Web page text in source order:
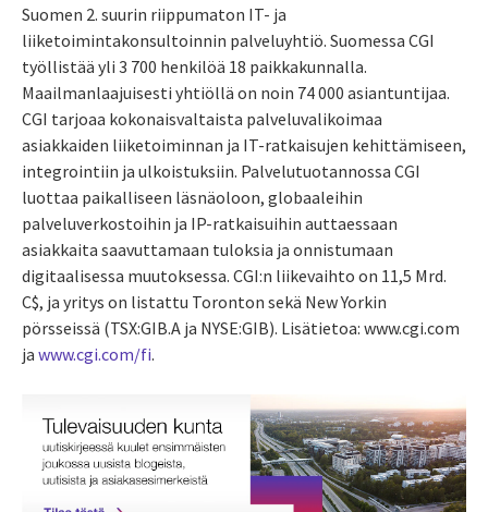
Suomen 2. suurin riippumaton IT- ja
liiketoimintakonsultoinnin palveluyhtiö. Suomessa CGI
työllistää yli 3 700 henkilöä 18 paikkakunnalla.
Maailmanlaajuisesti yhtiöllä on noin 74 000 asiantuntijaa.
CGI tarjoaa kokonaisvaltaista palveluvalikoimaa
asiakkaiden liiketoiminnan ja IT-ratkaisujen kehittämiseen,
integrointiin ja ulkoistuksiin. Palvelutuotannossa CGI
luottaa paikalliseen läsnäoloon, globaaleihin
palveluverkostoihin ja IP-ratkaisuihin auttaessaan
asiakkaita saavuttamaan tuloksia ja onnistumaan
digitaalisessa muutoksessa. CGI:n liikevaihto on 11,5 Mrd.
C$, ja yritys on listattu Toronton sekä New Yorkin
pörsseissä (TSX:GIB.A ja NYSE:GIB). Lisätietoa: www.cgi.com
ja www.cgi.com/fi.